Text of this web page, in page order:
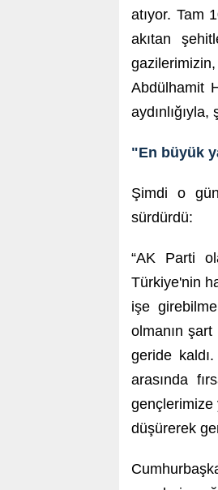
atıyor. Tam
akıtan
Abdülhamit
"En büyük
Şimdi o
sürdürdü:
“AK Parti
Türkiye'nin
işe
olmanın
geride
arasında
gençlerimize
düşürerek